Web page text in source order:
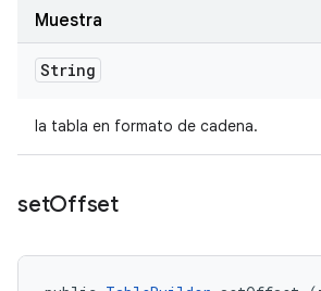
Muestra
String
la tabla en formato de cadena.
setOffset